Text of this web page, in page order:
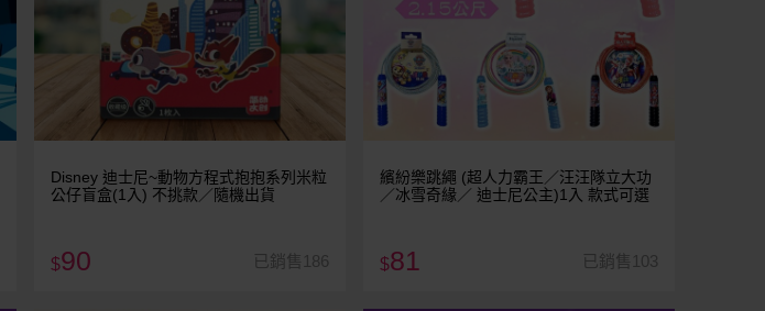
Disney 迪士尼~動物方程式抱抱系列米粒
公仔盲盒(1入) 不挑款／隨機出貨
$90 已銷售186
繽紛樂跳繩 (超人力霸王／汪汪隊立大功
／冰雪奇緣／ 迪士尼公主)1入 款式可選
$81 已銷售103